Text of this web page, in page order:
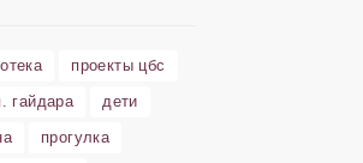
проекты цбс
гайдара
дети
прогулка